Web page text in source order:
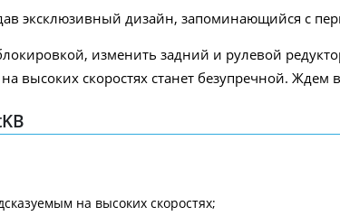
эксклюзивный дизайн, запоминающийся с
изменить задний и рулевой
высоких скоростях станет безупречной. Ждем
на высоких скоростях;